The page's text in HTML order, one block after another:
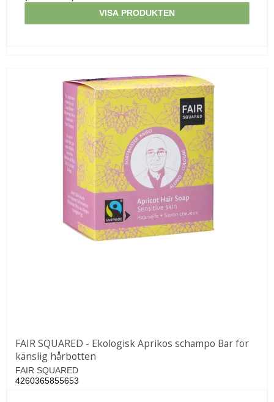
VISA PRODUKTEN
FAIR SQUARED - Ekologisk Aprikos schampo Bar för
känslig hårbotten
FAIR SQUARED
4260365855653